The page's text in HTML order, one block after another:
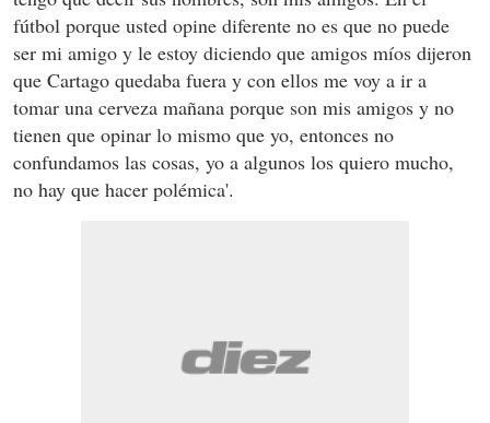
fútbol porque usted opine diferente no es que no puede
ser mi amigo y le estoy diciendo que amigos míos dijeron
que Cartago quedaba fuera y con ellos me voy a ir a
tomar una cerveza mañana porque son mis amigos y no
tienen que opinar lo mismo que yo, entonces no
confundamos las cosas, yo a algunos los quiero mucho,
no hay que hacer polémica'.